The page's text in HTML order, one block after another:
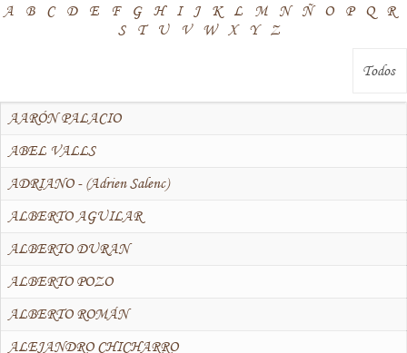
A B C D E F G H I J K L M N Ñ O P Q
R
S
T U V W X Y Z
AARÓN PALACIO
ABEL VALLS
ADRIANO - (Adrien Salenc)
ALBERTO AGUILAR
ALBERTO DURAN
ALBERTO POZO
ALBERTO ROMÁN
ALEJANDRO CHICHARRO